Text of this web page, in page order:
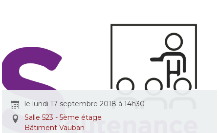
le lundi 17 septembre 2018 à 14h30
Salle 523 - 5ème étage
Bâtiment Vauban